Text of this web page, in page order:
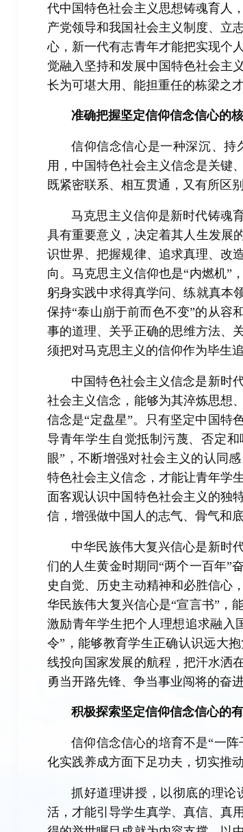
代中国特色社会主义思想铸魂育人
产党领导和我国社会主义制度、立
心，新一代有志青年才能把实现个
觉融入坚持和发展中国特色社会主
长为可堪大用、能担重任的栋梁之才
准确把握坚定信仰信念信心的
信仰信念信心是一种深沉、持
用，中国特色社会主义信念是关键
既紧密联系、相互贯通，又有所区
马克思主义信仰是新时代铸魂
具有重要意义，决定着其人生发展
识世界、把握规律、追求真理、改
向。马克思主义信仰也是“内燃机”
躬身实践中求得真学问、练就真本
保持“泰山崩于前而色不变”的从容
事的道理、关乎正确的思维方法、
须把对马克思主义的信仰作为毕生
中国特色社会主义信念是新时
社会主义信念，能够为其淬炼思想
信念是“定盘星”。只有坚定中国特
导青年学生自觉抵制污蔑、否定
眼”，不断增强对社会主义的认同
特色社会主义信念，才能让青年学
面客观认识中国特色社会主义的独
信，增强做中国人的志气、骨气和底
中华民族伟大复兴信心是新时
们的人生黄金时期同“两个一百年”
史自觉、历史主动精神和必胜信心
华民族伟大复兴信心是“宣言书”，
激励青年学生把个人理想追求融入
令”，能够教育学生正确认识远大
线投向国家发展的航程，把汗水洒
勇当开路先锋、争当事业闯将的奋进
积极探索坚定信仰信念信心的
信仰信念信心的培育不是“一
化实践养成方面下足功夫，切实推
抓好道理讲授，以彻底的理论
活，才能引导学生真学、真信、真